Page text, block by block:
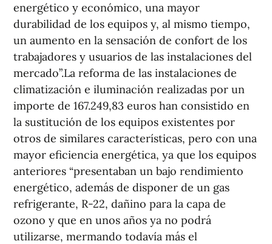
energético y económico, una mayor
durabilidad de los equipos y, al mismo tiempo,
un aumento en la sensación de confort de los
trabajadores y usuarios de las instalaciones del
mercado”.La reforma de las instalaciones de
climatización e iluminación realizadas por un
importe de 167.249,83 euros han consistido en
la sustitución de los equipos existentes por
otros de similares características, pero con una
mayor eficiencia energética, ya que los equipos
anteriores “presentaban un bajo rendimiento
energético, además de disponer de un gas
refrigerante, R-22, dañino para la capa de
ozono y que en unos años ya no podrá
utilizarse, mermando todavía más el